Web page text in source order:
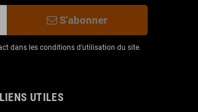
S’abonner
dans les conditions d'utilisation du site.
LIENS UTILES